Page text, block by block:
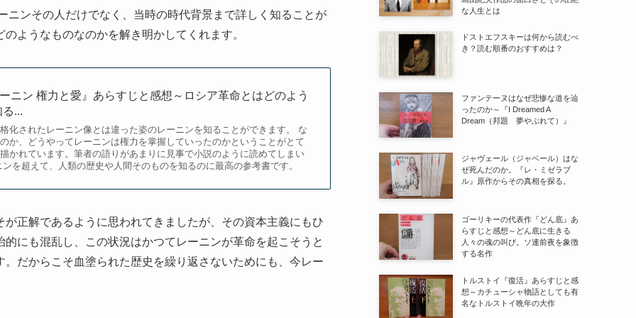
ニンその人だけでなく、当時の時代背景まで詳しく知ることが
ようなものなのかを解き明かしてくれます。
ニン 権力と愛』あらすじと感想～ロシア革命とはどのよう
...
化されたレーニン像とは違った姿のレーニンを知ることができます。 な
か、どうやってレーニンは権力を掌握していったのかということがとて
かれています。筆者の語りがあまりに見事で小説のように読めてしまい
を超えて、人類の歴史や人間そのものを知るのに最高の参考書です。
正解であるように思われてきましたが、その資本主義にもひ
にも混乱し、この状況はかつてレーニンが革命を起こそうと
だからこそ血塗られた歴史を繰り返さないためにも、今レー
な人生とは
ドストエフスキーは何から読むべ
き？読む順番のおすすめは？
ファンテーヌはなぜ悲惨な道を辿
ったのか～『I Dreamed A
Dream（邦題 夢やぶれて）』
ジャヴェール（ジャベール）はな
ぜ死んだのか。『レ・ミゼラブ
ル』原作からその真相を探る。
ゴーリキーの代表作『どん底』あ
らすじと感想～どん底に生きる
人々の魂の叫び。ソ連前夜を象徴
する名作
トルストイ『復活』あらすじと感
想～カチューシャ物語としても有
名なトルストイ晩年の大作